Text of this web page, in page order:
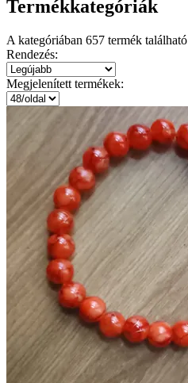
Termékkategóriák
A kategóriában 657 termék található
Rendezés:
Megjelenített termékek: